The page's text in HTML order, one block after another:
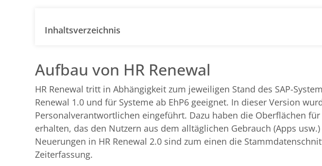
Inhaltsverzeichnis
Aufbau von HR Renewal
HR Renewal tritt in Abhängigkeit zum jeweiligen Stand des SAP-
Renewal 1.0 und für Systeme ab EhP6 geeignet. In dieser Version
Personalverantwortlichen eingeführt. Dazu haben die Oberflächen für
erhalten, das den Nutzern aus dem alltäglichen Gebrauch (Apps
Neuerungen in HR Renewal 2.0 sind zum einen die
Zeiterfassung.